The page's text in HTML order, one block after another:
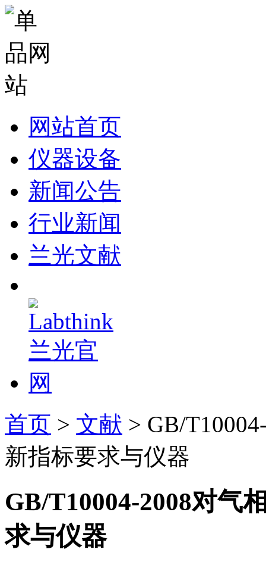
网站首页
仪器设备
新闻公告
行业新闻
兰光文献
首页 > 文献 > GB/
新指标要求与仪器
GB/T10004-2008对气
求与仪器